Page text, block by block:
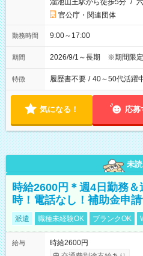
溜池山王駅から徒歩5分 /
官公庁・関連団体
勤務時間 9:00～17:00
期間 2026/9/1～長期 ※期間限
特徴 履歴書不要 / 40～50代活躍
気になる！ 応募
未読
時給2600円＊週4日勤務
時！電話なし！補助金申
派遣 職種未経験OK ブランクOK
給与
時給2600円